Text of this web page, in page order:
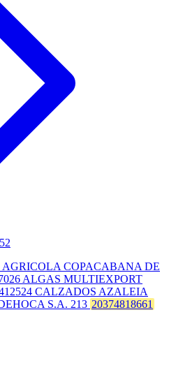
AGRICOLA COPACABANA DE
ALGAS MULTIEXPORT
CALZADOS AZALEIA
S.A. 213 20374818661